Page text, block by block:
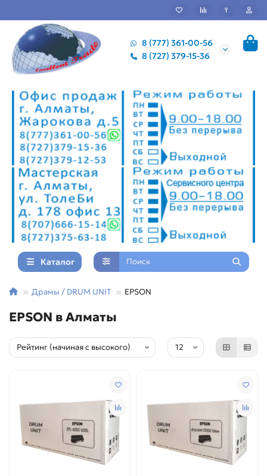
₸
8 (777) 361-00-56
8 (727) 379-15-36
Каталог
Драмы / DRUM UNIT EPSON
EPSON в Алматы